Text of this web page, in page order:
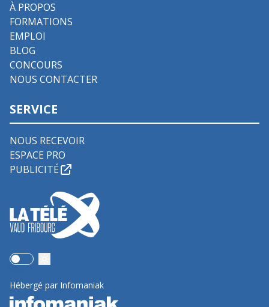
À PROPOS
FORMATIONS
EMPLOI
BLOG
CONCOURS
NOUS CONTACTER
SERVICE
NOUS RECEVOIR
ESPACE PRO
PUBLICITÉ
Use setting
Hébergé par Infomaniak